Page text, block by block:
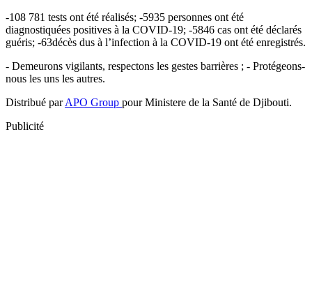
-108 781 tests ont été réalisés; -5935 personnes ont été
diagnostiquées positives à la COVID-19; -5846 cas ont été déclarés
guéris; -63décès dus à l’infection à la COVID-19 ont été enregistrés.
- Demeurons vigilants, respectons les gestes barrières ; - Protégeons-
nous les uns les autres.
Distribué parAPO Group pour Ministere de la Santé de Djibouti.
Publicité